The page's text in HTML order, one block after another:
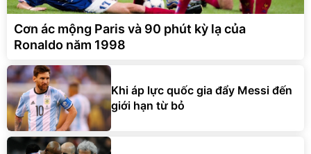
Cơn ác mộng Paris và 90 phút kỳ lạ của
Ronaldo năm 1998
Khi áp lực quốc gia đẩy Messi đến
giới hạn từ bỏ